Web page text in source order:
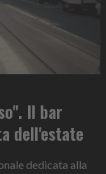
Il bar
dell'estate
dedicata alla